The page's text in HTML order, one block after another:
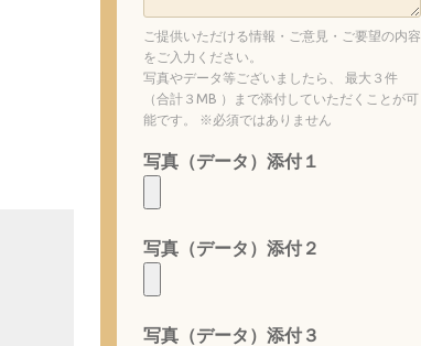
ご提供いただける情報・ご意見・ご要望の内容
をご入力ください。
写真やデータ等ございましたら、 最大３件
（合計３MB ）まで添付していただくことが可
能です。 ※必須ではありません
写真（データ）添付１
写真（データ）添付２
写真（データ）添付３